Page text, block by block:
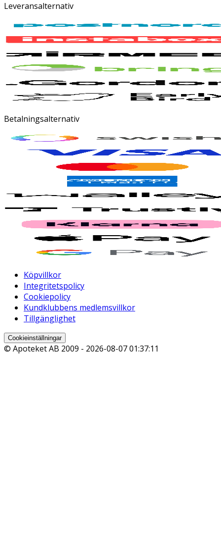
Leveransalternativ
Betalningsalternativ
Köpvillkor
Integritetspolicy
Cookiepolicy
Kundklubbens medlemsvillkor
Tillgänglighet
Cookieinställningar
© Apoteket AB 2009 - 2026-08-07 01:37:11